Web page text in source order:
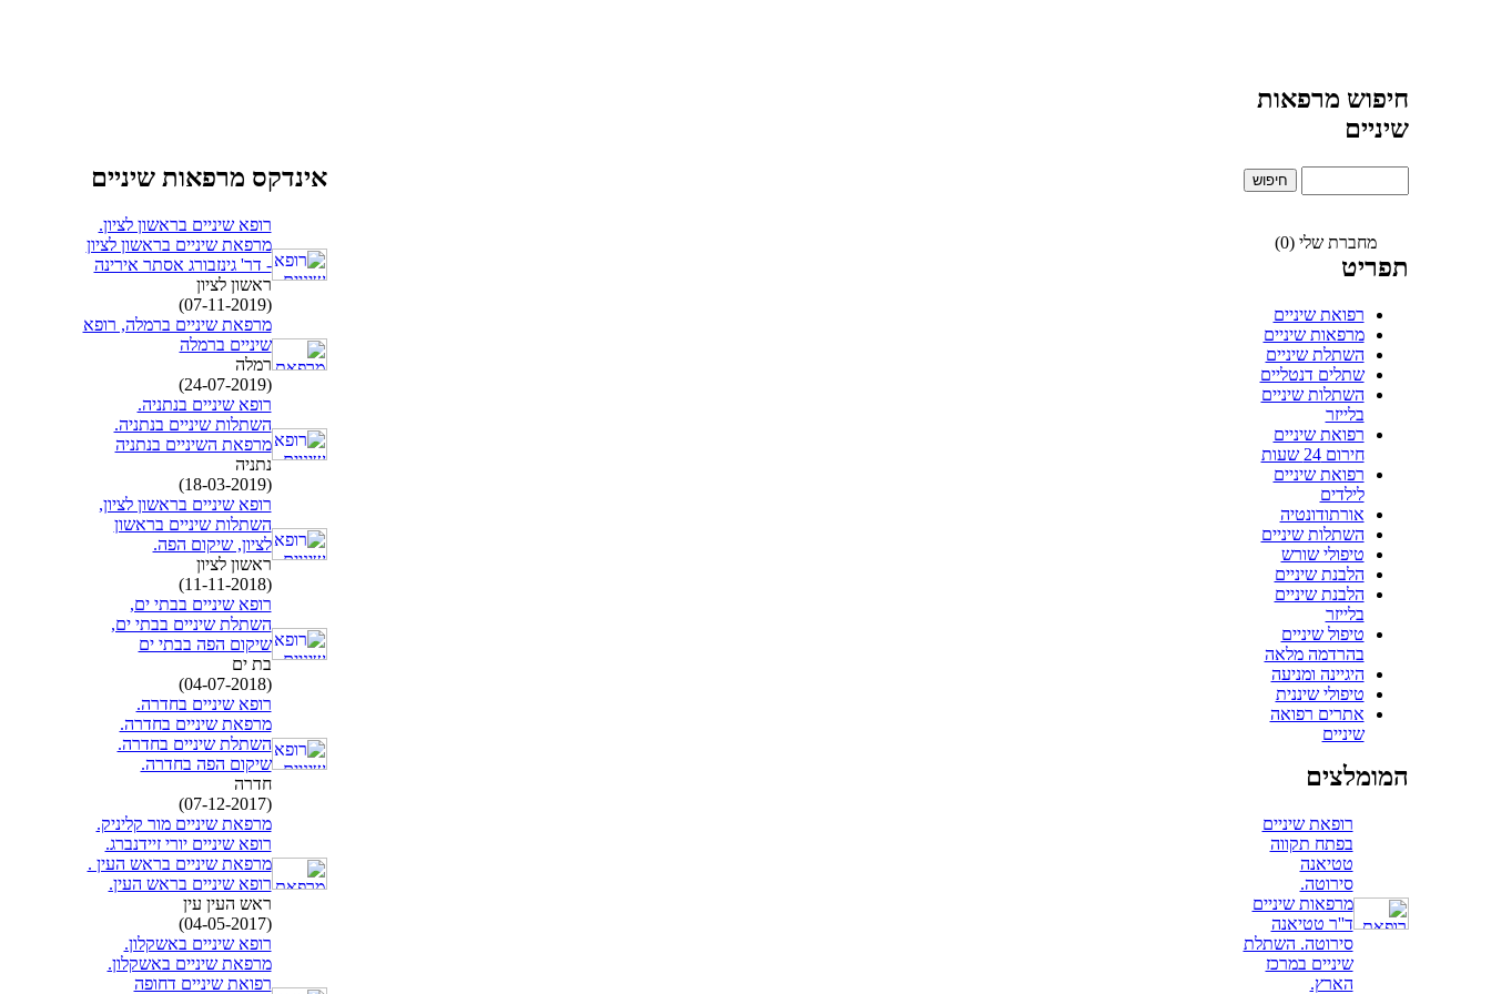
חיפוש מרפאות
שיניים
מחברת שלי (0)
תפריט
רפואת שיניים
מרפאות שיניים
השתלת שיניים
שתלים דנטליים
השתלות שיניים
בלייזר
רפואת שיניים
חירום 24 שעות
רפואת שיניים
לילדים
אורתודונטיה
השתלות שיניים
טיפולי שורש
הלבנת שיניים
הלבנת שיניים
בלייזר
טיפול שיניים
בהרדמה מלאה
היגיינה ומניעה
טיפולי שיננית
אתרים רפואה
שיניים
המומלצים
רופאת שיניים
בפתח תקווה
טטיאנה
סירוטה.
מרפאות שיניים
ד''ר טטיאנה
סירוטה. השתלת
שיניים במרכז
הארץ.
אינדקס מרפאות שיניים
רופא שיניים בראשון לציון.
מרפאת שיניים בראשון לציון
- דר' גינזבורג אסתר אירינה
ראשון לציון
(07-11-2019)
מרפאת שיניים ברמלה, רופא
שיניים ברמלה
רמלה
(24-07-2019)
רופא שיניים בנתניה.
השתלות שיניים בנתניה.
מרפאת השיניים בנתניה
נתניה
(18-03-2019)
רופא שיניים בראשון לציון,
השתלות שיניים בראשון
לציון, שיקום הפה.
ראשון לציון
(11-11-2018)
רופא שיניים בבתי ים,
השתלת שיניים בבתי ים,
שיקום הפה בבתי ים
בת ים
(04-07-2018)
רופא שיניים בחדרה.
מרפאת שיניים בחדרה.
השתלת שיניים בחדרה.
שיקום הפה בחדרה.
חדרה
(07-12-2017)
מרפאת שיניים מור קליניק.
רופא שיניים יורי זיידנברג.
מרפאת שיניים בראש העין .
רופא שיניים בראש העין.
ראש העין עין
(04-05-2017)
רופא שיניים באשקלון.
מרפאת שיניים באשקלון.
רפואת שיניים דחופה